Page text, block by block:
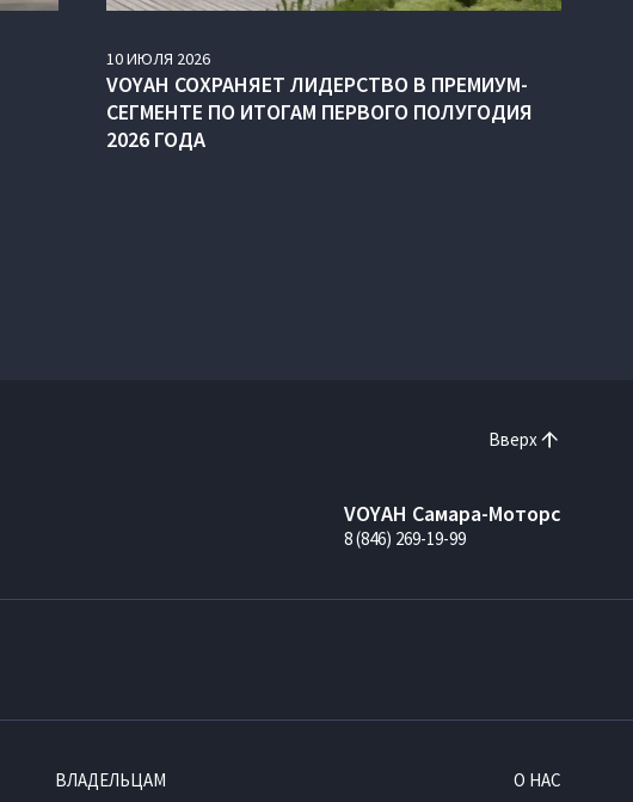
10ИЮЛЯ 2026
VOYAH СОХРАНЯЕТ ЛИДЕРСТВО В ПРЕМИУМ-
СЕГМЕНТЕ ПО ИТОГАМ ПЕРВОГО ПОЛУГОДИЯ
2026 ГОДА
Вверх
VOYAH Самара-Моторс
8 (846) 269-19-99
ВЛАДЕЛЬЦАМ О НАС